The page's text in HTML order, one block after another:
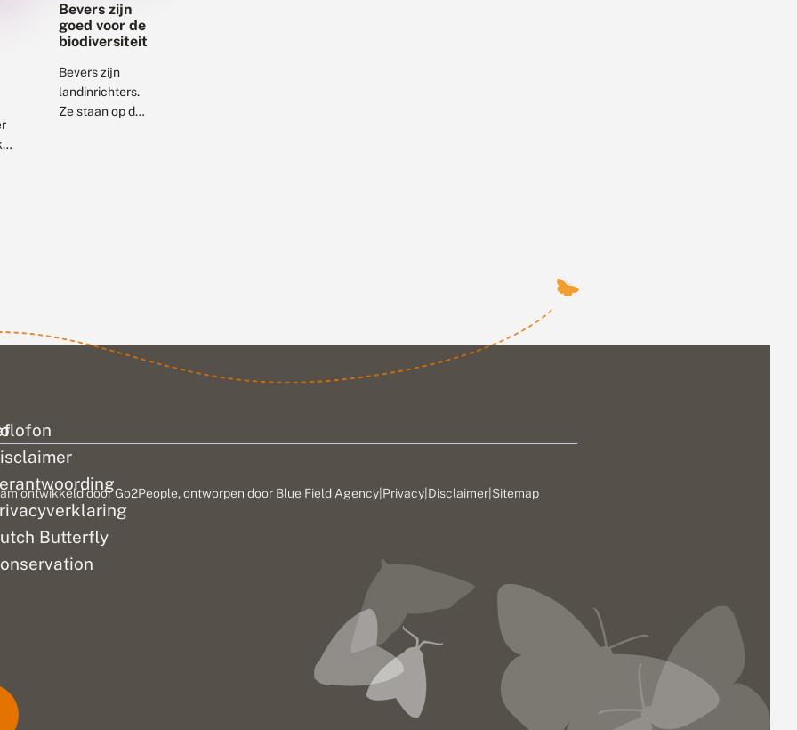
Bevers zijn
goed voor de
biodiversiteit
Bevers zijn
landinrichters.
Ze staan op de
Butterfly
ontwikkeld doorGo2People, ontworpen door Blue Field Agency Privacy Disclaimer Sitemap